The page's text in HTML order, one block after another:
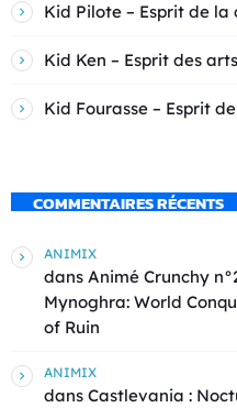
Kid Pilote – Esprit de la
Kid Ken – Esprit des
Kid Fourasse – Esprit
COMMENTAIRES RÉCENTS
ANIMIX
dans Animé Crunchy
Mynoghra: World
of Ruin
ANIMIX
dans Castlevania :